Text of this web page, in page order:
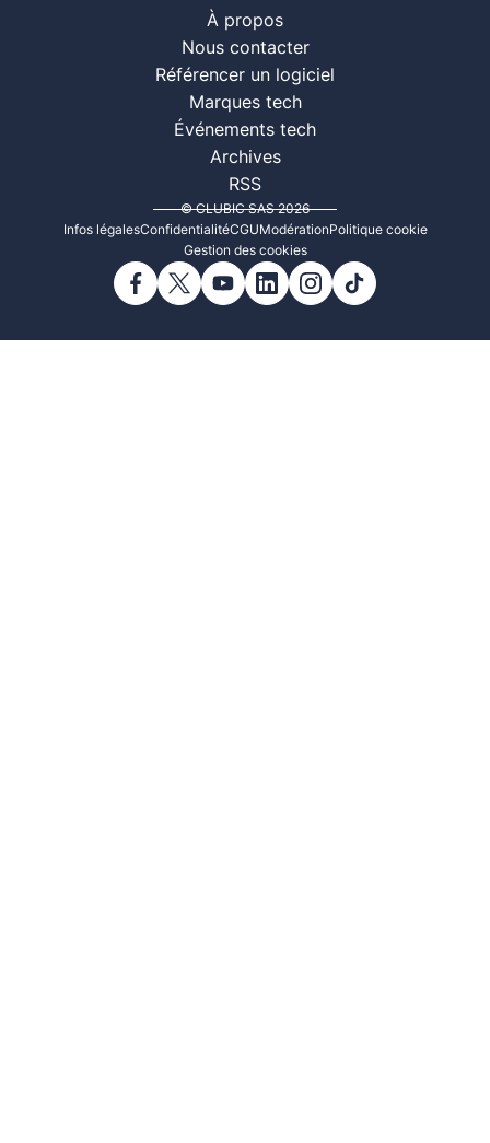
À propos
Nous contacter
Référencer un logiciel
Marques tech
Événements tech
Archives
RSS
© CLUBIC SAS 2026
Infos légalesConfidentialitéCGUModérationPolitique cookie
Gestion des cookies